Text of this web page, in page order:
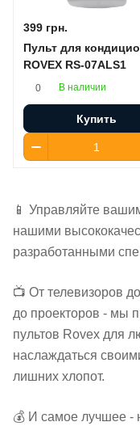
399 грн.
Пульт для
ROVEX RS-07ALS1
0 В наличии
Купить
📱 Управляйте
нашими
разработанными
📺 От телевизоров
до проекторов - мы
пультов Rovex для
наслаждаться
лишних хлопот.
💰 И самое лучшее -